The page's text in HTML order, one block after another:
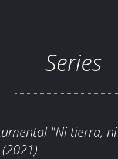
Series
"Ni tierra,